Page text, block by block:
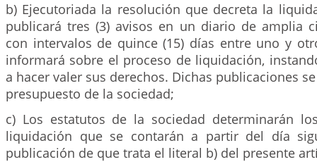
b) Ejecutoriada la resolución que decreta la
publicará tres (3) avisos en un diario de amplia
con intervalos de quince (15) días entre uno y
informará sobre el proceso de liquidación,
a hacer valer sus derechos. Dichas publicaciones
presupuesto de la sociedad;
c) Los estatutos de la sociedad determinarán
liquidación que se contarán a partir del día
publicación de que trata el literal b) del presente